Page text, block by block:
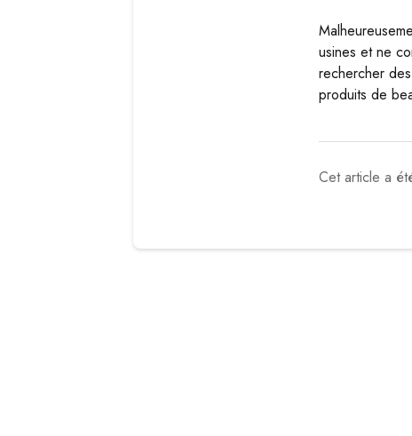
usines et ne
rechercher
produits de
Cet article a